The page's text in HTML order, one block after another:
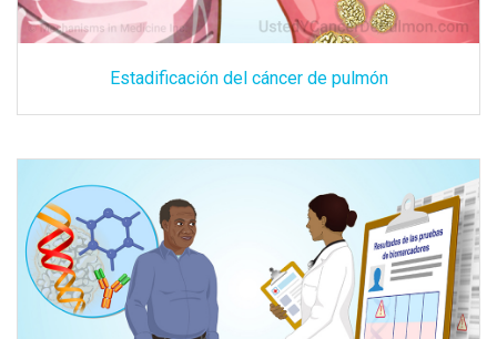
Estadificación del cáncer de pulmón